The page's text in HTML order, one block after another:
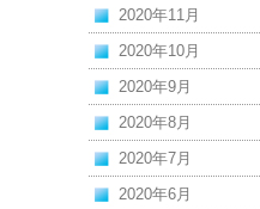
2020年11月
2020年10月
2020年9月
2020年8月
2020年7月
2020年6月